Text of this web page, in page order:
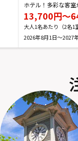
ホテル！多彩な客室
13,700円～
大人1名あたり（2名1
2026年8月1日～2027